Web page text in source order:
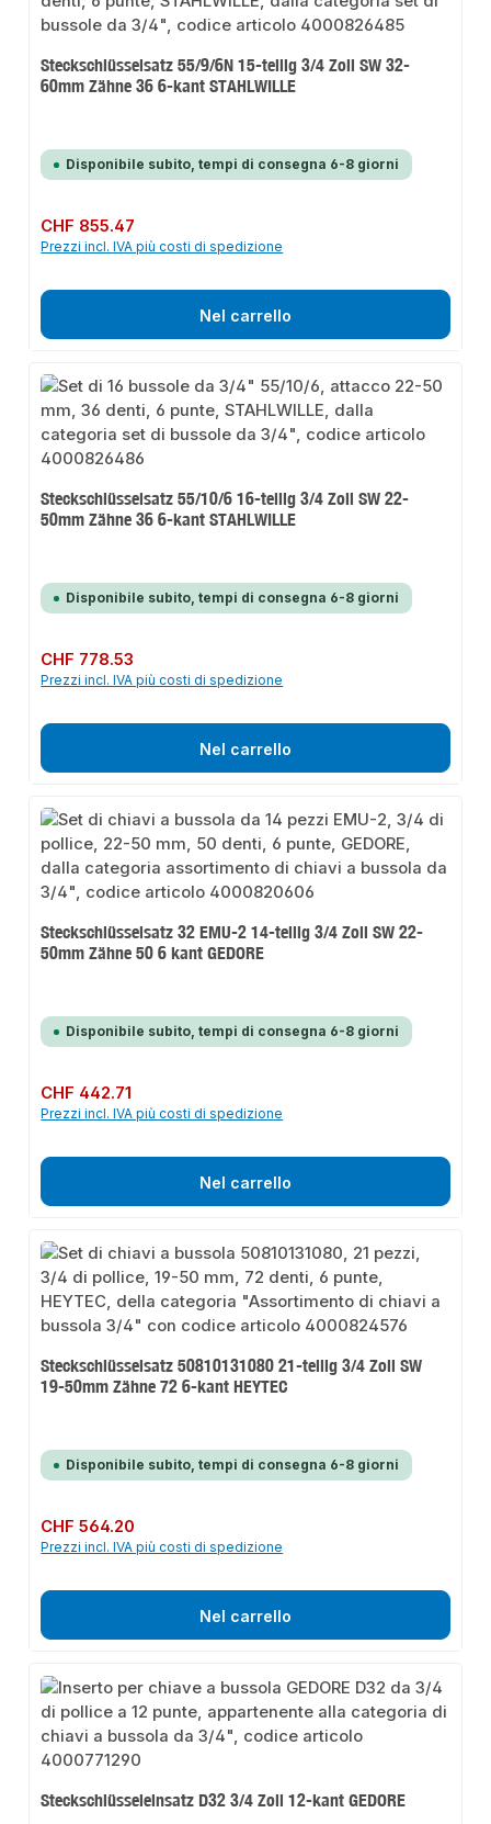
Steckschlüsselsatz 55/9/6N 15-teilig 3/4 Zoll SW 32-
60mm Zähne 36 6-kant STAHLWILLE
Disponibile subito, tempi di consegna 6-8 giorni
Prezzo normale:
CHF 855.47
Prezzi incl. IVA più costi di spedizione
Nel carrello
Steckschlüsselsatz 55/10/6 16-teilig 3/4 Zoll SW 22-
50mm Zähne 36 6-kant STAHLWILLE
Disponibile subito, tempi di consegna 6-8 giorni
Prezzo normale:
CHF 778.53
Prezzi incl. IVA più costi di spedizione
Nel carrello
Steckschlüsselsatz 32 EMU-2 14-teilig 3/4 Zoll SW 22-
50mm Zähne 50 6 kant GEDORE
Disponibile subito, tempi di consegna 6-8 giorni
Prezzo normale:
CHF 442.71
Prezzi incl. IVA più costi di spedizione
Nel carrello
Steckschlüsselsatz 50810131080 21-teilig 3/4 Zoll SW
19-50mm Zähne 72 6-kant HEYTEC
Disponibile subito, tempi di consegna 6-8 giorni
Prezzo normale:
CHF 564.20
Prezzi incl. IVA più costi di spedizione
Nel carrello
Steckschlüsseleinsatz D32 3/4 Zoll 12-kant GEDORE